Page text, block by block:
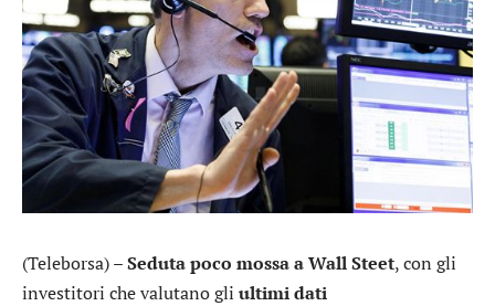
(Teleborsa) –Seduta poco mossa a Wall Steet, con gli
investitori che valutano gli ultimi dati